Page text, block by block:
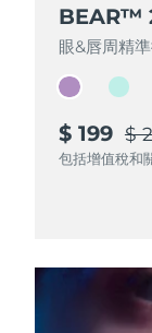
BEAR™
眼&唇周精
$ 199 $
包括增值稅和
BEAR™
眼&唇周精
$ 199 $
包括增值稅和